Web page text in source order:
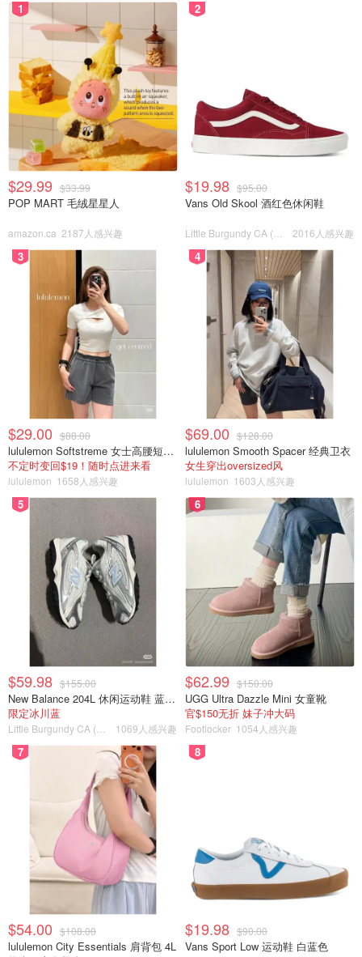
1
$29.99 $33.99
POP MART 毛绒星星人
amazon.ca 2187人感兴趣
2
$19.98 $95.00
Vans Old Skool 酒红色休闲鞋
2016人感兴趣
3
$29.00 $88.00
lululemon Softstreme 女士高腰短裤 10cm
不定时变回$19！随时点进来看
lululemon 1658人感兴趣
4
$69.00 $128.00
lululemon Smooth Spacer 经典卫衣
女生穿出oversized风
lululemon 1603人感兴趣
5
$59.98 $155.00
New Balance 204L 休闲运动鞋 蓝银色
限定冰川蓝
1069人感兴趣
6
$62.99 $150.00
UGG Ultra Dazzle Mini 女童靴
官$150无折 妹子冲大码
Footlocker 1054人感兴趣
7
$54.00 $108.00
lululemon City Essentials 肩背包 4L
8
$19.98 $90.00
Vans Sport Low 运动鞋 白蓝色